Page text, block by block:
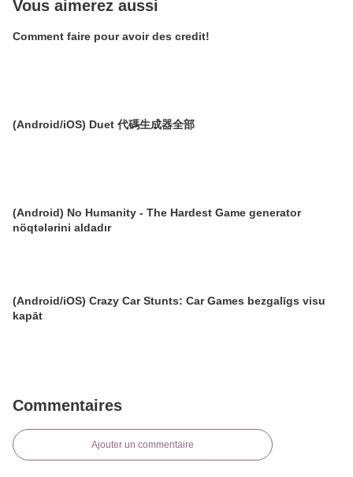
Vous aimerez aussi
Comment faire pour avoir des credit!
(Android/iOS) Duet 代碼生成器全部
(Android) No Humanity - The Hardest Game generator
nöqtələrini aldadır
(Android/iOS) Crazy Car Stunts: Car Games bezgalīgs visu
kapāt
Commentaires
Ajouter un commentaire